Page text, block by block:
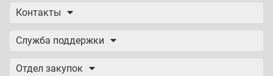
Контакты
Служба поддержки
Отдел закупок